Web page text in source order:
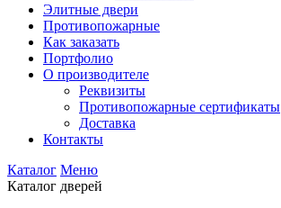
Элитные двери
Противопожарные
Как заказать
Портфолио
О производителе
Реквизиты
Противопожарные сертификаты
Доставка
Контакты
Каталог Меню
Каталог дверей